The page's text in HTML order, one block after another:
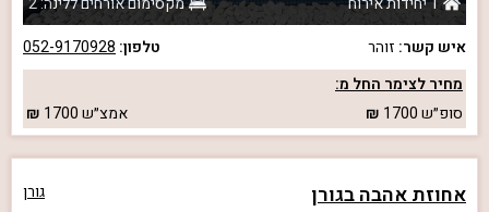
איש קשר: זוהר טלפון: 052-9170928
מחיר לצימר החל מ:
סופ״ש1700 אמצ״ש1700
אחוזת אהבה בגורן גורן